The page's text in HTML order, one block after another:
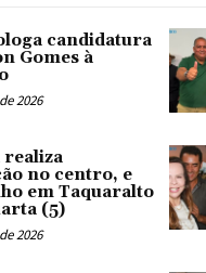
candidatura
Gomes à
2026
no centro, e
em Taquaralto
(5)
2026